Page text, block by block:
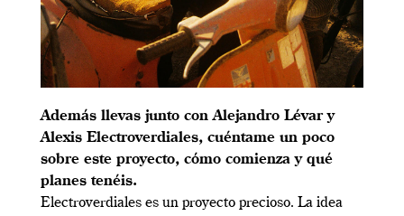
Además llevas junto con Alejandro Lévar y
Alexis Electroverdiales, cuéntame un poco
sobre este proyecto, cómo comienza y qué
planes tenéis.
Electroverdiales es un proyecto precioso. La idea